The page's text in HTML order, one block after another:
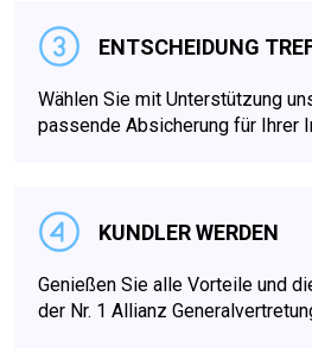
ENTSCHEIDUNG
Wählen Sie mit Unterstützung
passende Absicherung für Ihrer
KUNDLER WERDEN
Genießen Sie alle Vorteile und
der Nr. 1 Allianz